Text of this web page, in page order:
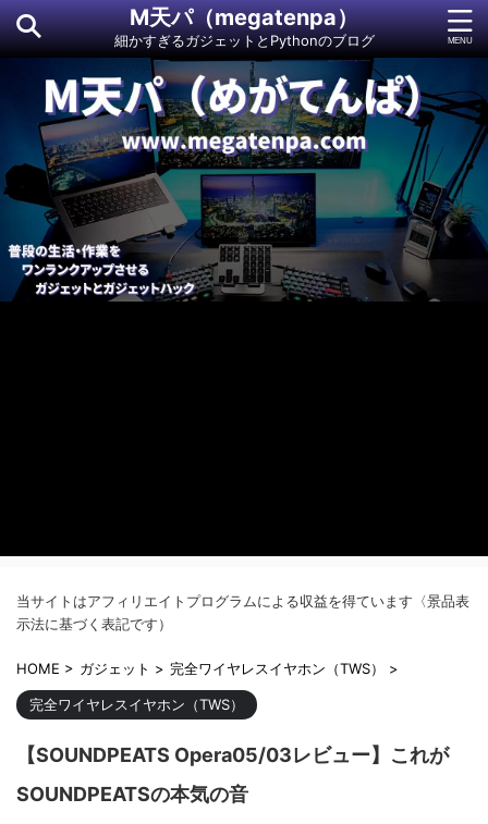
M天パ（megatenpa）
細かすぎるガジェットとPythonのブログ
当サイトはアフィリエイトプログラムによる収益を得ています〈景品表
示法に基づく表記です）
HOME > ガジェット > 完全ワイヤレスイヤホン（TWS） >
完全ワイヤレスイヤホン（TWS）
【SOUNDPEATS Opera05/03レビュー】これが
SOUNDPEATSの本気の音